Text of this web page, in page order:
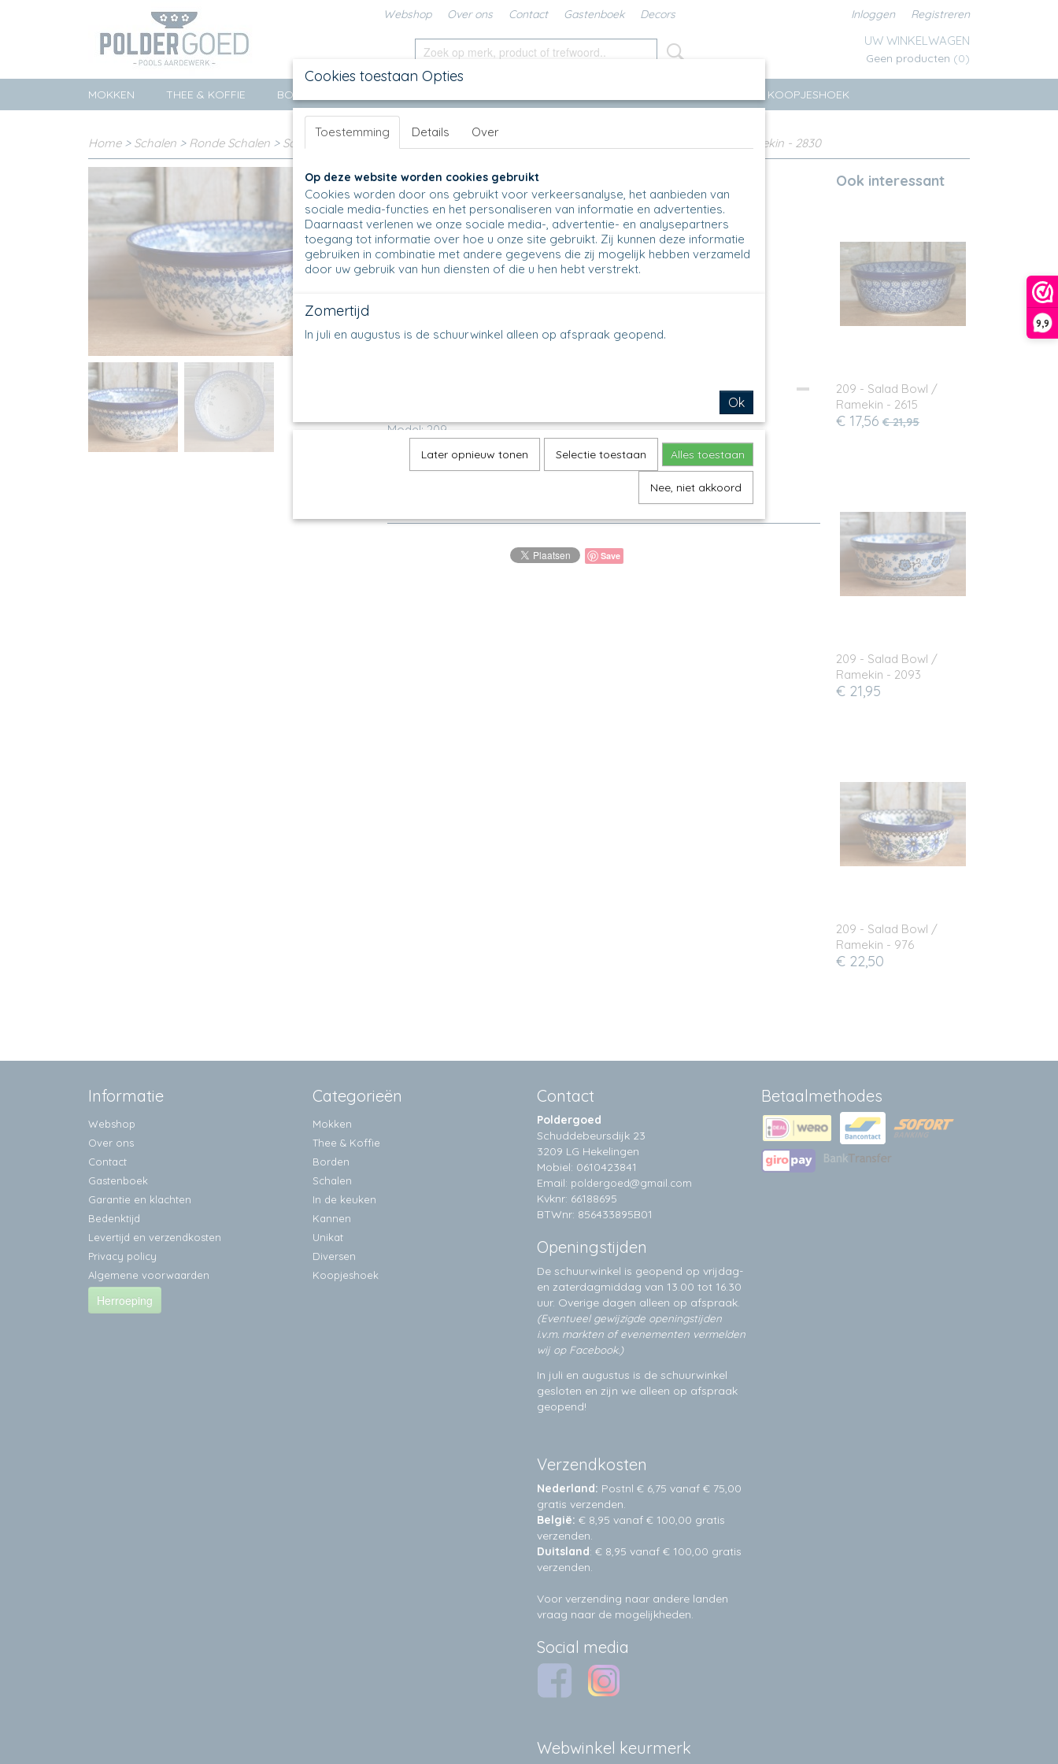
9,9
Webshop Over ons Contact Gastenboek Decors Inloggen Registreren
UW WINKELWAGEN
Geen producten (0)
MOKKEN THEE & KOFFIE BORDEN KOOPJESHOEK
Home> Schalen > Ronde Schalen > Salad Bowl & Ramekin 209 - Salad Bowl / Ramekin - 2830
209 - Salad Bowl / Ramekin - 2830
€ 22,50 (inclusief btw 21%)
✓Op voorraad
Aantal
IN WINKELWAGEN
Model: 209
Decor: 2830X
Handig schaaltje voor een kleine salade, rauwkost of zoutjes
Save
Ook interessant
209 - Salad Bowl /
Ramekin - 2615
€ 17,56 € 21,95
209 - Salad Bowl /
Ramekin - 2093
€ 21,95
209 - Salad Bowl /
Ramekin - 976
€ 22,50
Informatie
Webshop
Over ons
Contact
Gastenboek
Garantie en klachten
Bedenktijd
Levertijd en verzendkosten
Privacy policy
Algemene voorwaarden
Herroeping
Categorieën
Mokken
Thee & Koffie
Borden
Schalen
In de keuken
Kannen
Unikat
Diversen
Koopjeshoek
Contact
Poldergoed
Schuddebeursdijk 23
3209 LG Hekelingen
Mobiel: 0610423841
Email: poldergoed@gmail.com
Kvknr: 66188695
BTWnr: 856433895B01
Openingstijden
De schuurwinkel is geopend op vrijdag-
en zaterdagmiddag van 13.00 tot 16.30
uur. Overige dagen alleen op afspraak.
(Eventueel gewijzigde openingstijden
i.v.m. markten of evenementen vermelden
wij op Facebook.)
In juli en augustus is de schuurwinkel
gesloten en zijn we alleen op afspraak
geopend!
Verzendkosten
Nederland: Postnl € 6,75 vanaf € 75,00
gratis verzenden.
België: € 8,95 vanaf € 100,00 gratis
verzenden.
Duitsland: € 8,95 vanaf € 100,00 gratis
verzenden.
Voor verzending naar andere landen
vraag naar de mogelijkheden.
Social media
Webwinkel keurmerk
Betaalmethodes
Cookies toestaan Opties
Toestemming Details Over
Op deze website worden cookies gebruikt
Cookies worden door ons gebruikt voor verkeersanalyse, het aanbieden van
sociale media-functies en het personaliseren van informatie en advertenties.
Daarnaast verlenen we onze sociale media-, advertentie- en analysepartners
toegang tot informatie over hoe u onze site gebruikt. Zij kunnen deze informatie
gebruiken in combinatie met andere gegevens die zij mogelijk hebben verzameld
door uw gebruik van hun diensten of die u hen hebt verstrekt.
Zomertijd
In juli en augustus is de schuurwinkel alleen op afspraak geopend.
Ok
Later opnieuw tonen Selectie toestaan Alles toestaan
Nee, niet akkoord